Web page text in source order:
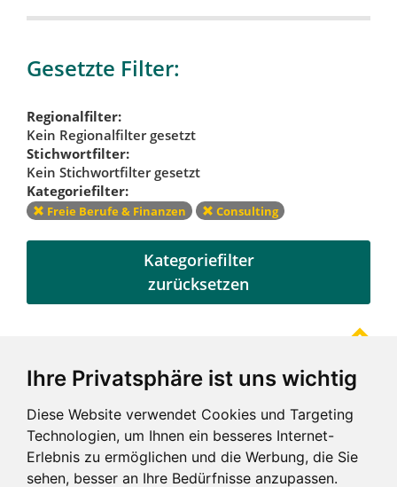
Ihre Privatsphäre ist uns wichtig
Diese Website verwendet Cookies und Targeting
Technologien, um Ihnen ein besseres Internet-
Erlebnis zu ermöglichen und die Werbung, die Sie
sehen, besser an Ihre Bedürfnisse anzupassen.
Gesetzte Filter:
Regionalfilter:
Kein Regionalfilter gesetzt
Stichwortfilter:
Kein Stichwortfilter gesetzt
Kategoriefilter:
Freie Berufe & Finanzen Consulting
Kategoriefilter
zurücksetzen
Referenzen